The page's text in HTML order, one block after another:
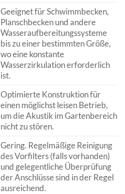
Geeignet für Schwimmbecken,
Planschbecken und andere
Wasseraufbereitungssysteme
bis zu einer bestimmten Größe,
wo eine konstante
Wasserzirkulation erforderlich
ist.
Optimierte Konstruktion für
einen möglichst leisen Betrieb,
um die Akustik im Gartenbereich
nicht zu stören.
Gering. Regelmäßige Reinigung
des Vorfilters (falls vorhanden)
und gelegentliche Überprüfung
der Anschlüsse sind in der Regel
ausreichend.